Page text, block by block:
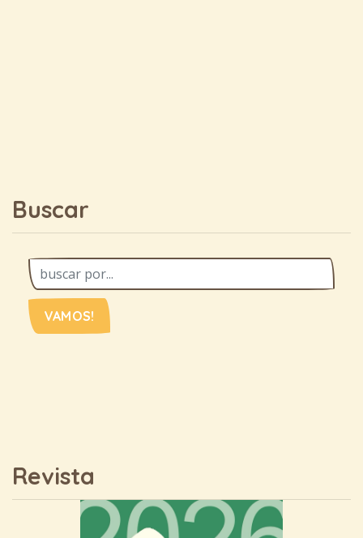
Buscar
VAMOS!
Revista